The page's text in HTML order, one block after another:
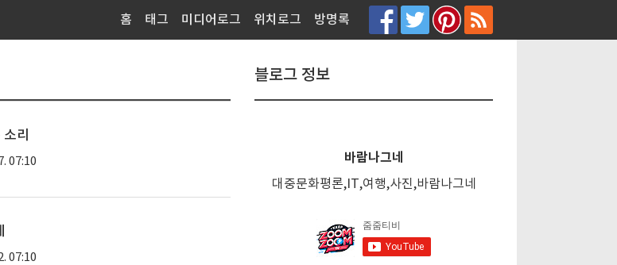
홈 태그 미디어로그 위치로그 방명록
리
07:10
07:10
블로그 정보
바람나그네
대중문화평론,IT,여행,사진,바람나그네